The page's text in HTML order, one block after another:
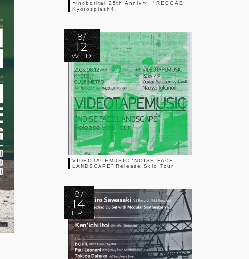
〜noboritai 25th Anniv〜 『REGGAE
Kyotosplash4』
8/
12
WED
VIDEOTAPEMUSIC “NOISE FACE
LANDSCAPE” Release Solo Tour
8/
14
FRI